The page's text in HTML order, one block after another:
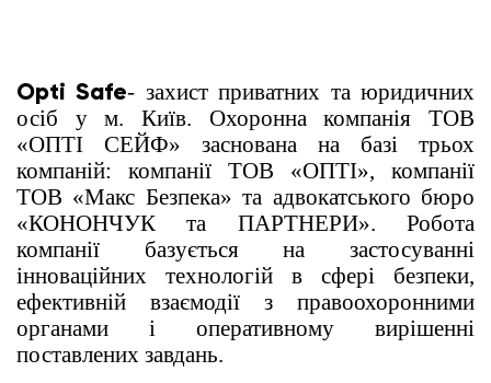
Opti Safe- захист приватних та юридичних
осіб у м. Київ. Охоронна компанія ТОВ
«ОПТІ СЕЙФ» заснована на базі трьох
компаній: компанії ТОВ «ОПТІ», компанії
ТОВ «Макс Безпека» та адвокатського бюро
«КОНОНЧУК та ПАРТНЕРИ». Робота
компанії базується на застосуванні
інноваційних технологій в сфері безпеки,
ефективній взаємодії з правоохоронними
органами і оперативному вирішенні
поставлених завдань.